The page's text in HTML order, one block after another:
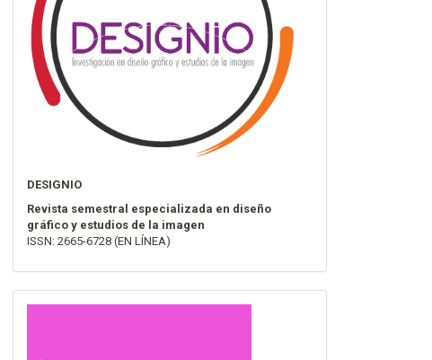
DESIGNIO
Revista semestral especializada en diseño
gráfico y estudios de la imagen
ISSN: 2665-6728 (EN LÍNEA)
convocatoria